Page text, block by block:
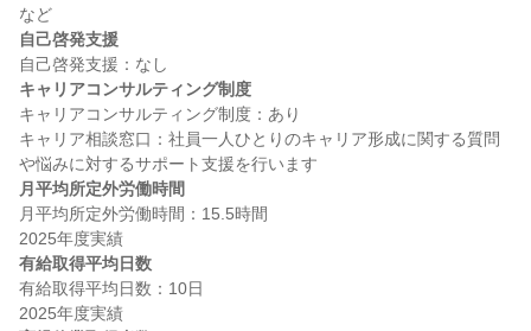
自己啓発支援
キャリアコンサルティング制度
キャリアコンサルティング制度：あり
キャリア相談窓口：社員一人ひとりのキャリア形成に関する質問
月平均所定外労働時間
月平均所定外労働時間：15.5時間
有給取得平均日数
有給取得平均日数：10日